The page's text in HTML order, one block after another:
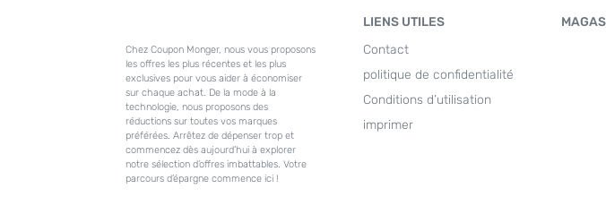
Chez Coupon Monger, nous vous proposons
les offres les plus récentes et les plus
exclusives pour vous aider à économiser
sur chaque achat. De la mode à la
technologie, nous proposons des
réductions sur toutes vos marques
préférées. Arrêtez de dépenser trop et
commencez dès aujourd’hui à explorer
notre sélection d’offres imbattables. Votre
parcours d’épargne commence ici !
LIENS UTILES
Contact
politique de confidentialité
Conditions d’utilisation
imprimer